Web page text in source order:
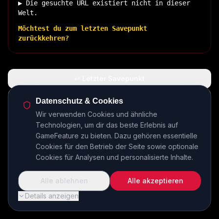
▶ Die gesuchte URL existiert nicht in dieser
Welt.
Möchtest du zum letzten Savepunkt
zurückkehren?
🏠 Zurück zur Basis
INSERT COIN TO CONTINUE...
Datenschutz & Cookies
Wir verwenden Cookies und ähnliche
Technologien, um dir das beste Erlebnis auf
GameFeature zu bieten. Dazu gehören essentielle
Cookies für den Betrieb der Seite sowie optionale
Cookies für Analysen und personalisierte Inhalte.
Details anzeigen
Alle ablehnen Alle akzeptieren